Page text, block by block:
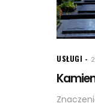
USŁUGI